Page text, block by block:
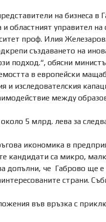
на бизнеса в
областният управител
проф. Илия
създаването на
подход.“, обясни
в европейски
изследователския
между
5 млрд. лева за
икономика в
са микро,
допълни, че Габрово ще
страни.
във връзка с